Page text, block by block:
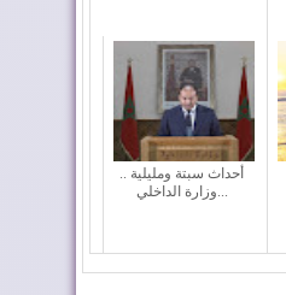
أحداث سبتة ومليلية ..
وزارة الداخلي...